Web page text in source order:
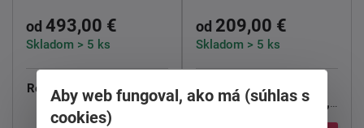
od 493,00 €
Skladom > 5 ks
Renáta je obľúbená posteľ
z lamina.
od 209,00 €
Skladom > 5 ks
Elegantné a hlavne
stabilný posteľDolores,
Aby web fungoval, ako má (súhlas s
cookies)